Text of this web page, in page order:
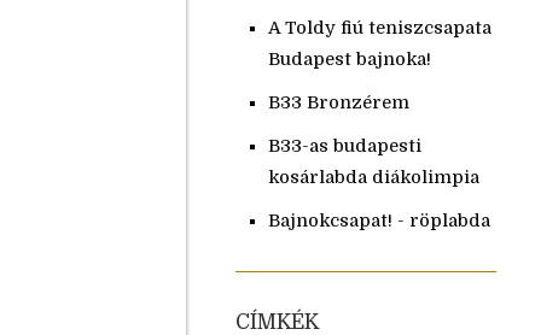
A Toldy fiú teniszcsapata
Budapest bajnoka!
B33 Bronzérem
B33-as budapesti
kosárlabda diákolimpia
Bajnokcsapat! - röplabda
CÍMKÉK